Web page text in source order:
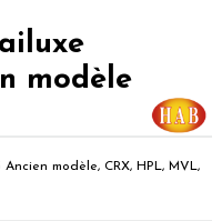
modèle
modèle, CRX, HPL, MVL,